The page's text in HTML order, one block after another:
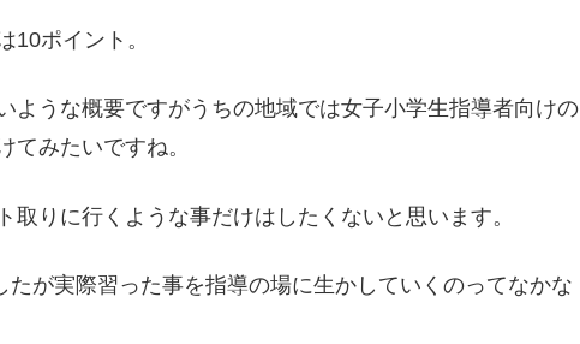
10ポイント。
ような概要ですがうちの地域では女子小学生指導者向けの
てみたいですね。
りに行くような事だけはしたくないと思います。
が実際習った事を指導の場に生かしていくのってなかな